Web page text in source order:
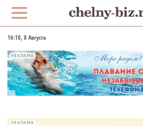
16:10, 8 Августа
РЕКЛАМА
РЕКЛАМА